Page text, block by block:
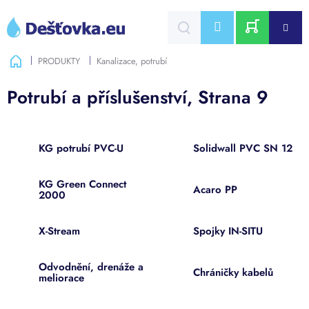
obsah
CZK
NÁKUPNÍ
DomůPRODUKTY Kanalizace, potrubí
Potrubí a příslušenství, Strana 9
KG potrubí PVC-U Solidwall PVC SN 12
KG Green Connect
2000 Acaro PP
X-Stream Spojky IN-SITU
Odvodnění, drenáže a
meliorace Chráničky kabelů